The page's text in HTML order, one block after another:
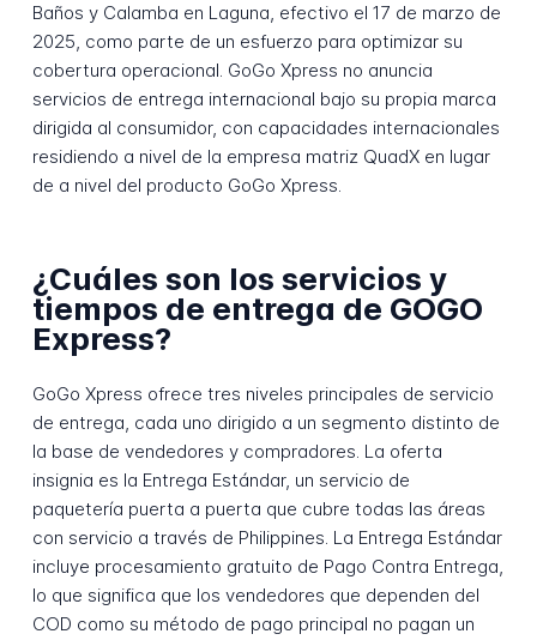
Baños y Calamba en Laguna, efectivo el 17 de marzo de
2025, como parte de un esfuerzo para optimizar su
cobertura operacional. GoGo Xpress no anuncia
servicios de entrega internacional bajo su propia marca
dirigida al consumidor, con capacidades internacionales
residiendo a nivel de la empresa matriz QuadX en lugar
de a nivel del producto GoGo Xpress.
¿Cuáles son los servicios y
tiempos de entrega de GOGO
Express?
GoGo Xpress ofrece tres niveles principales de servicio
de entrega, cada uno dirigido a un segmento distinto de
la base de vendedores y compradores. La oferta
insignia es la Entrega Estándar, un servicio de
paquetería puerta a puerta que cubre todas las áreas
con servicio a través de Philippines. La Entrega Estándar
incluye procesamiento gratuito de Pago Contra Entrega,
lo que significa que los vendedores que dependen del
COD como su método de pago principal no pagan un